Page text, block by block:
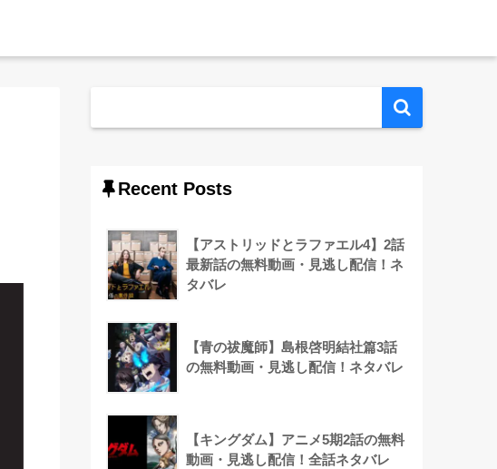
Recent Posts
【アストリッドとラファエル4】2話
最新話の無料動画・見逃し配信！ネ
タバレ
【青の祓魔師】島根啓明結社篇3話
の無料動画・見逃し配信！ネタバレ
【キングダム】アニメ5期2話の無料
動画・見逃し配信！全話ネタバレ